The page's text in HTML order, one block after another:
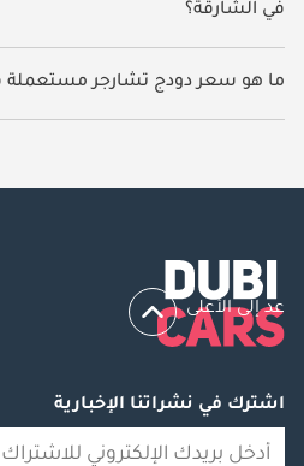
في الشارقة؟
10 سيارة دودج تشارجر مستعملة متوفرة للبيع في الشارقة.
ما هو سعر دودج تشارجر مستعملة
يبدأ سعر سيارة دودج تشارجر مستعملة
عد إلى الأعلى
اشترك في نشراتنا الإخبارية